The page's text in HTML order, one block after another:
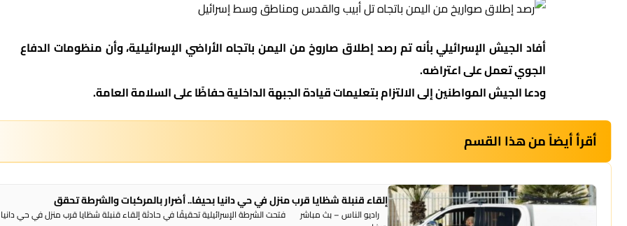
أفاد الجيش الإسرائيلي بأنه تم رصد إطلاق صاروخ من اليمن باتجاه الأراضي الإسرائيلية، وأن منظومات الدفاع
الجوي تعمل على اعتراضه.
ودعا الجيش المواطنين إلى الالتزام بتعليمات قيادة الجبهة الداخلية حفاظًا على السلامة العامة.
أقرأ أيضاً من هذا القسم
إلقاء قنبلة شظايا قرب منزل في حي دانيا بحيفا.. أضرار بالمركبات والشرطة تحقق
راديو الناس – بث مباشر فتحت الشرطة الإسرائيلية تحقيقًا في حادثة إلقاء قنبلة شظايا قرب منزل في حي دانيا